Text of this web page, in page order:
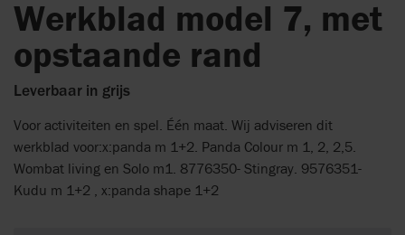
Werkblad model 7, met
opstaande rand
Leverbaar in grijs
Voor activiteiten en spel. Één maat. Wij adviseren dit
werkblad voor:x:panda m 1+2. Panda Colour m 1, 2, 2,5.
Wombat living en Solo m1. 8776350- Stingray. 9576351-
Kudu m 1+2 , x:panda shape 1+2